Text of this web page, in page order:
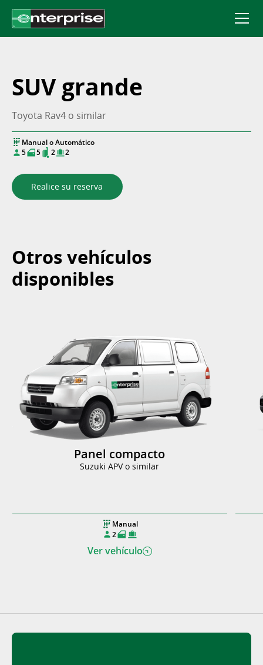
SUV grande
Toyota Rav4 o similar
Manual o Automático
5
5 2 2
Realice su reserva
Otros vehículos
disponibles
Panel compacto
Suzuki APV o similar
Manual
2
Ver vehículo